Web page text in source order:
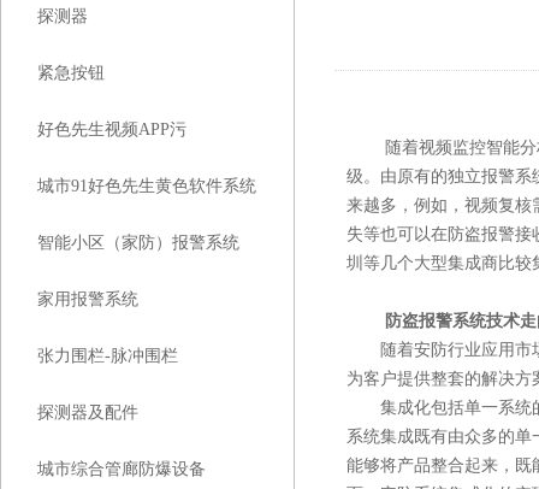
探测器
紧急按钮
好色先生视频APP污
城市91好色先生黄色软件系统
智能小区（家防）报警系统
家用报警系统
张力围栏-脉冲围栏
探测器及配件
城市综合管廊防爆设备
随着视频监控智能分析
级。由原有的独立报
来越多，例如，视
失等也可以在防盗报警接收
圳等几个大型集成商比较集
防盗报警系统技术
随着安防行业应用市场
为客户提供整套的解决方案
集成化包括单一系统的集
系统集成既有由众多的单
能够将产品整合起来